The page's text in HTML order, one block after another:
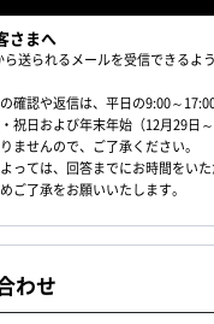
さまへ
送られるメールを受信できるよ
確認や返信は、平日の9:00～
祝日および年末年始（12月29日
ませんので、ご了承ください。
っては、回答までにお時間をい
ご了承をお願いいたします。
わせ